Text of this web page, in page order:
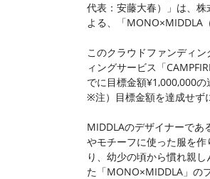
代表：安藤大春）」は、
よる、「MONO×MIDDLA
このクラウドファンディ
ィングサービス「
でに目標金額¥1,000,000の
※注）目標金額を達成せず
MIDDLAのデザイナーであ
やモチーフに使った服を
り、幼少の頃から慣れ親
た「MONO×MIDDLA」の